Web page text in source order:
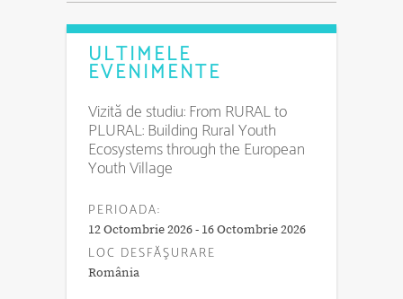
ULTIMELE
EVENIMENTE
Vizită de studiu: From RURAL to
PLURAL: Building Rural Youth
Ecosystems through the European
Youth Village
PERIOADA:
12 Octombrie 2026 - 16 Octombrie 2026
LOC DESFĂŞURARE
România